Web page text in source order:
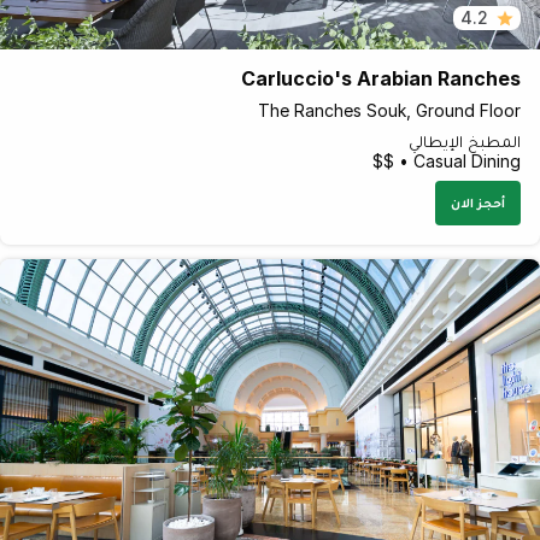
4.2
Carluccio's Arabian Ranches
The Ranches Souk, Ground Floor
المطبخ الإيطالي
Casual Dining • $$
أحجز الان